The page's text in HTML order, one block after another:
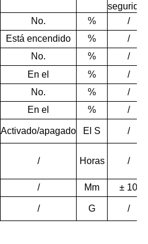
No. %
/
Está encendido
%
/
No. %
/
En el
% /
No. %
/
En el
%
/
Activado/apagado El S
/
/ Horas /
/ Mm
± 10
/ G /